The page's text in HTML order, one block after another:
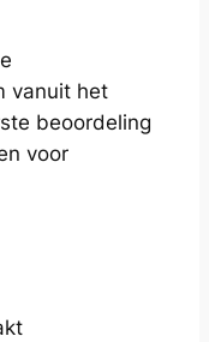
vanuit het
beoordeling
voor